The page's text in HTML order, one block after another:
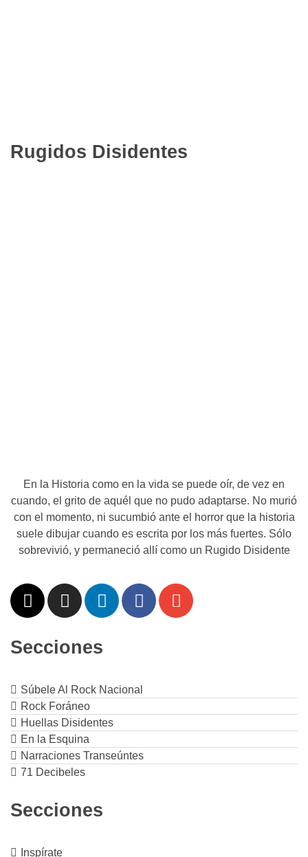
Rugidos Disidentes
En la Historia como en la vida se puede oír, de vez en
cuando, el grito de aquél que no pudo adaptarse. No murió
con el momento, ni sucumbió ante el horror que la historia
suele dibujar cuando es escrita por los más fuertes. Sólo
sobrevivió, y permaneció allí como un Rugido Disidente
Secciones
Súbele Al Rock Nacional
Rock Foráneo
Huellas Disidentes
En la Esquina
Narraciones Transeúntes
71 Decibeles
Secciones
Inspírate